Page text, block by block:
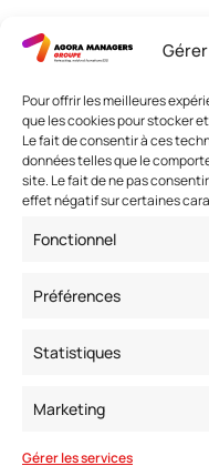
Pour offrir les meilleures
que les cookies pour stocker
Le fait de consentir à ces
données telles que le
site. Le fait de ne pas
effet négatif sur certaines
Fonctionnel
Préférences
Statistiques
Marketing
Gérer les services
Les
Nous
Standard :01 47 42 76
Nous suivre